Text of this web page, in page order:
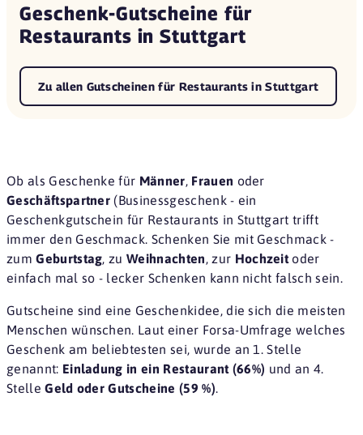
Geschenk-Gutscheine für
Restaurants in Stuttgart
Zu allen Gutscheinen für Restaurants in Stuttgart
Ob als Geschenke für Männer, Frauen oder
Geschäftspartner (Businessgeschenk - ein
Geschenkgutschein für Restaurants in Stuttgart trifft
immer den Geschmack. Schenken Sie mit Geschmack -
zumGeburtstag, zuWeihnachten, zur Hochzeitoder
einfach mal so - lecker Schenken kann nicht falsch sein.
Gutscheine sind eine Geschenkidee, die sich die meisten
Menschen wünschen. Laut einer Forsa-Umfrage welches
Geschenk am beliebtesten sei, wurde an 1. Stelle
genannt: Einladung in ein Restaurant (66%) und an 4.
StelleGeld oder Gutscheine (59 %).